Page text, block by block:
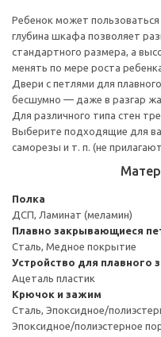
Ребенок может
глубина шкафа позволяет
стандартного размера, а
менять по мере роста
Двери с петлями для
бесшумно — даже в разгар
Для различного типа стен
Выберите подходящие для
саморезы и т. п. (не
Полка
ДСП, Ламинат (меламин)
Плавно закрывающиеся
Сталь, Медное покрытие
Устройство для плавного
Ацеталь пластик
Крючок и зажим
Сталь, Эпоксидное/
Эпоксидное/полиэстерное